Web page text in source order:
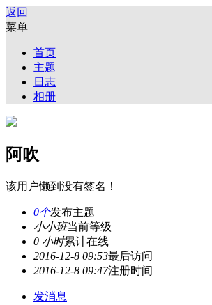
返回
菜单
首页
主题
日志
相册
阿吹
该用户懒到没有签名！
0个发布主题
小小班当前等级
0 小时累计在线
2016-12-8 09:53最后访问
2016-12-8 09:47注册时间
发消息